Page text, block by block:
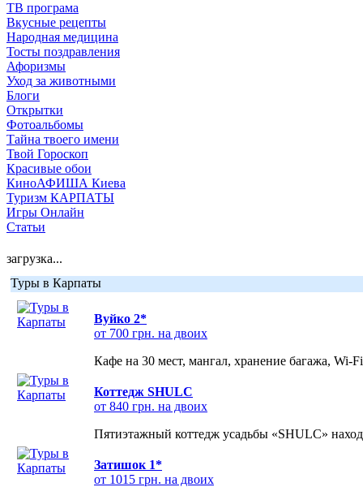
ТВ програма
Вкусные рецепты
Народная медицина
Тосты поздравления
Афоризмы
Уход за животными
Блоги
Открытки
Фотоальбомы
Тайна твоего имени
Твой Гороскоп
Красивые обои
КиноАФИША Киева
Туризм КАРПАТЫ
Игры Онлайн
Статьи
загрузка...
Туры в Карпаты
Вуйко 2*
от 700 грн. на двоих
Кафе на 30 мест, мангал, хранение багажа, Wi-
Коттедж SHULC
от 840 грн. на двоих
Пятиэтажный коттедж усадьбы «SHULC»
Затишок 1*
от 1015 грн. на двоих